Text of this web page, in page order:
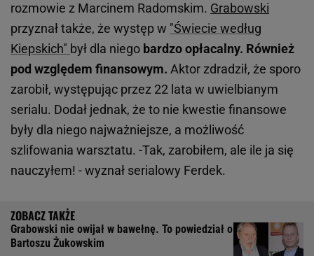
rozmowie z Marcinem Radomskim. Grabowski
przyznał także, że występ w "Świecie według
Kiepskich" był dla niego bardzo opłacalny. Również
pod względem finansowym. Aktor zdradził, że sporo
zarobił, występując przez 22 lata w uwielbianym
serialu. Dodał jednak, że to nie kwestie finansowe
były dla niego najważniejsze, a możliwość
szlifowania warsztatu. -Tak, zarobiłem, ale ile ja się
nauczyłem! - wyznał serialowy Ferdek.
Grabowski nie owijał w bawełnę. To powiedział o
Bartoszu Żukowskim